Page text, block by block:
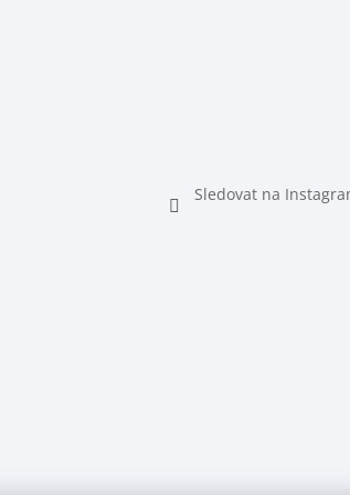
Sledovat na